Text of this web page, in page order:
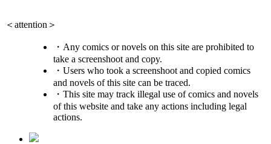
＜attention＞
・Any comics or novels on this site are prohibited to
take a screenshoot and copy.
・Users who took a screenshoot and copied comics
and novels of this site can be traced.
・This site may track illegal use of comics and novels
of this website and take any actions including legal
actions.